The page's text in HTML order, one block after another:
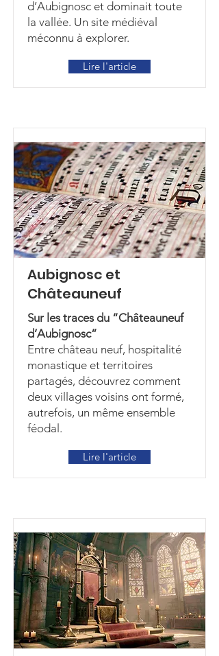
d’Aubignosc et dominait toute
la vallée. Un site médiéval
méconnu à explorer.
Lire l'article
Aubignosc et
Châteauneuf
Sur les traces du “Châteauneuf
d’Aubignosc”
Entre château neuf, hospitalité
monastique et territoires
partagés, découvrez comment
deux villages voisins ont formé,
autrefois, un même ensemble
féodal.
Lire l'article